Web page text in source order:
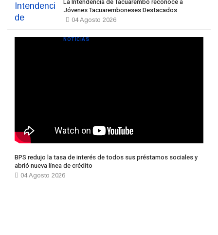
La Intendencia de Tacuarembó reconoce a
Jóvenes Tacuaremboneses Destacados
04 Agosto 2026
BPS redujo la tasa de interés de todos sus préstamos sociales y
abrió nueva línea de crédito
04 Agosto 2026
NOTICIAS